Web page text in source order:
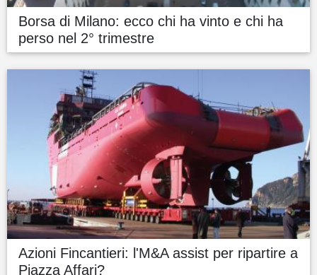
Borsa di Milano: ecco chi ha vinto e chi ha
perso nel 2° trimestre
Azioni Fincantieri: l'M&A assist per ripartire a
Piazza Affari?